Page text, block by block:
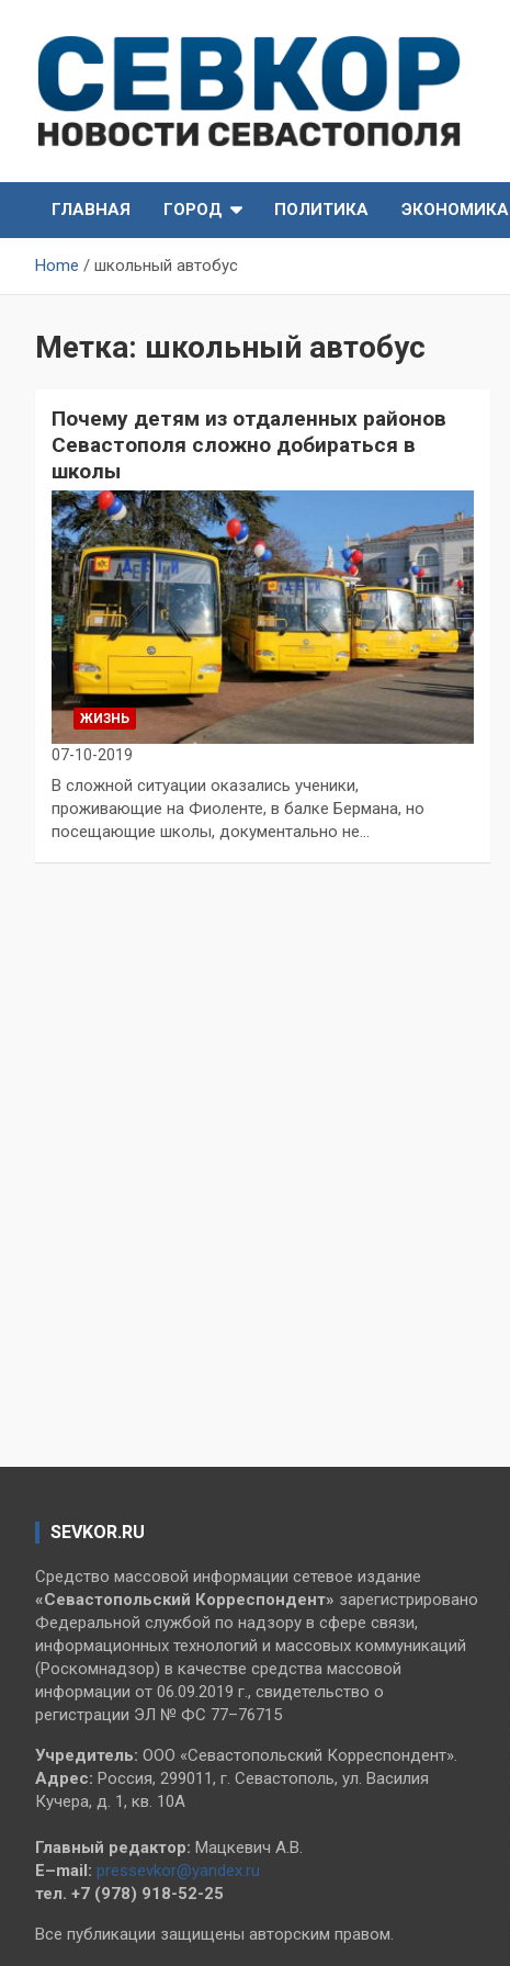
content
СевКор — Новости
Севастополя
Севастополя
ГЛАВНАЯ
ГОРОД ПОЛИТИКА ЭКОНОМИКА
Home школьный автобус
Метка: школьный автобус
Почему детям из отдаленных районов
Севастополя сложно добираться в
школы
ЖИЗНЬ
07-10-2019
В сложной ситуации оказались ученики,
проживающие на Фиоленте, в балке Бермана, но
посещающие школы, документально не…
SEVKOR.RU
Средство массовой информации сетевое издание
«Севастопольский Корреспондент» зарегистрировано
Федеральной службой по надзору в сфере связи,
информационных технологий и массовых коммуникаций
(Роскомнадзор) в качестве средства массовой
информации от 06.09.2019 г., свидетельство о
регистрации ЭЛ № ФС 77–76715
Учредитель: ООО «Севастопольский Корреспондент».
Адрес: Россия, 299011, г. Севастополь, ул. Василия
Кучера, д. 1, кв. 10А
Главный редактор: Мацкевич А.В.
E–mail: pressevkor@yandex.ru
тел. +7 (978) 918-52-25
Все публикации защищены авторским правом.